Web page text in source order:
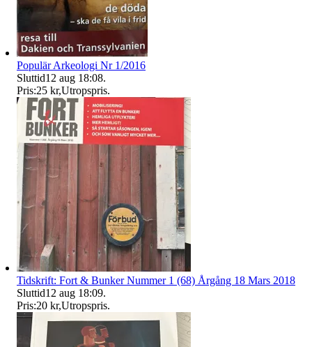
Populär Arkeologi Nr 1/2016
Sluttid12 aug 18:08.
Pris:25 kr,Utropspris.
Tidskrift: Fort & Bunker Nummer 1 (68) Årgång 18 Mars 2018
Sluttid12 aug 18:09.
Pris:20 kr,Utropspris.